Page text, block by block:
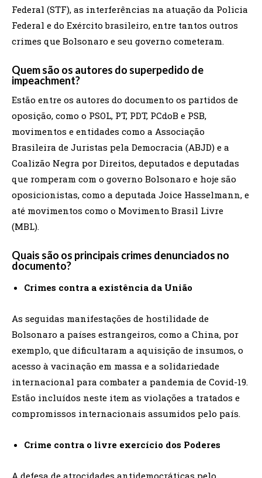
Federal (STF), as interferências na atuação da Policia
Federal e do Exército brasileiro, entre tantos outros
crimes que Bolsonaro e seu governo cometeram.
Quem são os autores do superpedido de
impeachment?
Estão entre os autores do documento os partidos de
oposição, como o PSOL, PT, PDT, PCdoB e PSB,
movimentos e entidades como a Associação
Brasileira de Juristas pela Democracia (ABJD) e a
Coalizão Negra por Direitos, deputados e deputadas
que romperam com o governo Bolsonaro e hoje são
oposicionistas, como a deputada Joice Hasselmann, e
até movimentos como o Movimento Brasil Livre
(MBL).
Quais são os principais crimes denunciados no
documento?
Crimes contra a existência da União
As seguidas manifestações de hostilidade de
Bolsonaro a países estrangeiros, como a China, por
exemplo, que dificultaram a aquisição de insumos, o
acesso à vacinação em massa e a solidariedade
internacional para combater a pandemia de Covid-19.
Estão incluídos neste item as violações a tratados e
compromissos internacionais assumidos pelo país.
Crime contra o livre exercício dos Poderes
A defesa de atrocidades antidemocráticas pelo